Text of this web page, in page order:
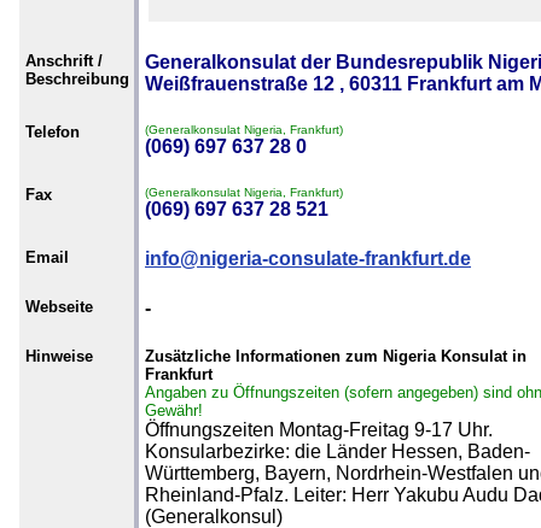
Anschrift /
Beschreibung
Generalkonsulat der Bundesrepublik
Weißfrauenstraße 12 , 60311 Frankfurt am
Telefon (Generalkonsulat Nigeria, Frankfurt)
(069) 697 637 28 0
Fax (Generalkonsulat Nigeria, Frankfurt)
(069) 697 637 28 521
Email info@nigeria-consulate-frankfurt.de
Webseite -
Hinweise
Zusätzliche Informationen zum Nigeria Konsulat in
Frankfurt
Angaben zu Öffnungszeiten (sofern angegeben) sind
Gewähr!
Öffnungszeiten Montag-Freitag 9-17 Uhr.
Konsularbezirke: die Länder Hessen, Baden-
Württemberg, Bayern, Nordrhein-Westfalen
Rheinland-Pfalz. Leiter: Herr Yakubu Audu
(Generalkonsul)